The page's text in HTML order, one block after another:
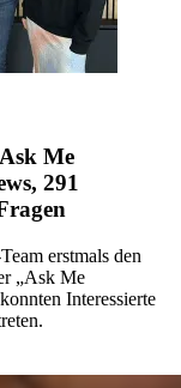
Me
291
erstmals den
„Ask Me
Interessierte